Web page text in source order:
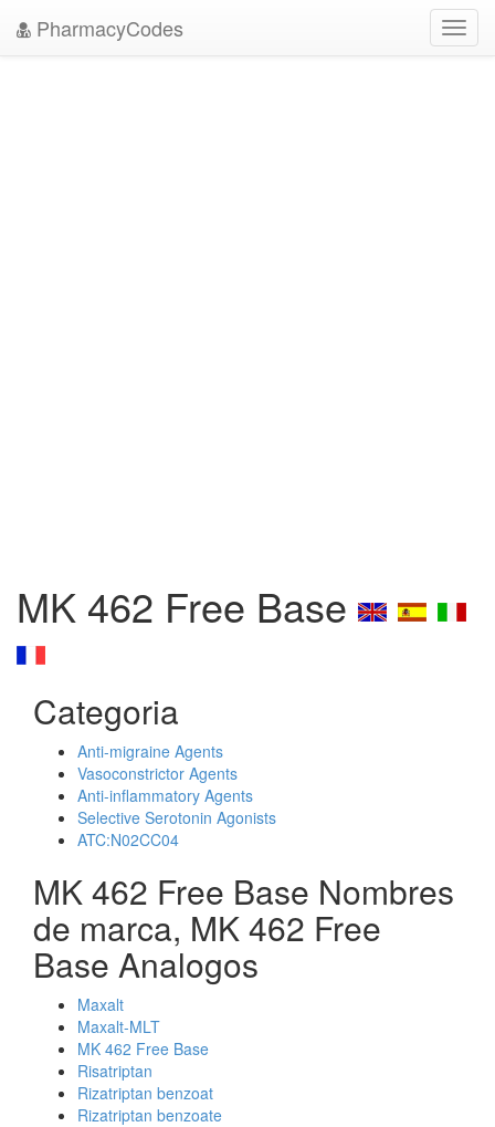
PharmacyCodes
MK 462 Free Base
Categoria
Anti-migraine Agents
Vasoconstrictor Agents
Anti-inflammatory Agents
Selective Serotonin Agonists
ATC:N02CC04
MK 462 Free Base Nombres
de marca, MK 462 Free
Base Analogos
Maxalt
Maxalt-MLT
MK 462 Free Base
Risatriptan
Rizatriptan benzoat
Rizatriptan benzoate